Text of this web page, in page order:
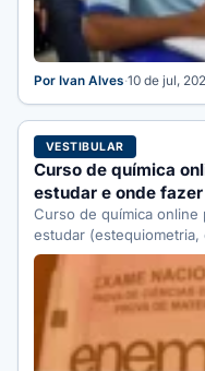
Por Ivan Alves·10 de jul,
VESTIBULAR
Curso de química
estudar e onde fazer
Curso de química online
estudar